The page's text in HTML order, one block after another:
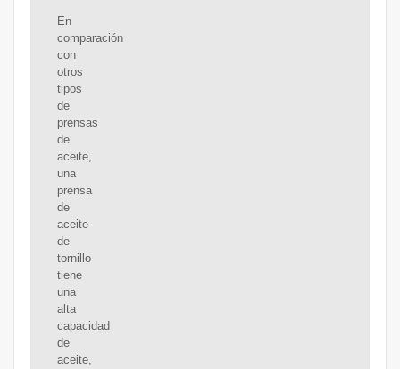
En
comparación
con
otros
tipos
de
prensas
de
aceite,
una
prensa
de
aceite
de
tornillo
tiene
una
alta
capacidad
de
aceite,